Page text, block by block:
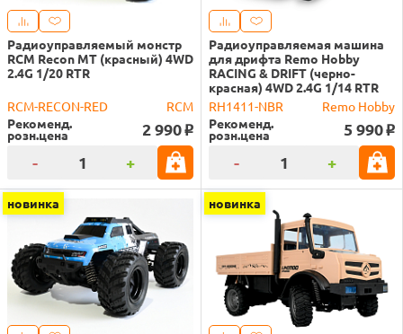
Радиоуправляемый монстр
RCM Recon MT (красный) 4WD
2.4G 1/20 RTR
RCM-RECON-RED
RCM
Рекоменд.
розн.цена 2 990 o
- +
Радиоуправляемая машина
для дрифта Remo Hobby
RACING & DRIFT (черно-
красная) 4WD 2.4G 1/14 RTR
RH1411-NBR
Remo Hobby
Рекоменд.
розн.цена 5 990 o
- +
новинка новинка